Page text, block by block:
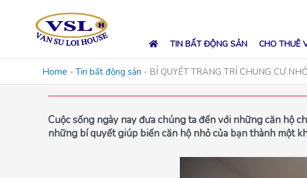
TIN BẤT ĐỘNG SẢN CHO THUÊ
Home - Tin bất động sản - BÍ QUYẾT TRANG TRÍ CHUNG CƯ
Cuộc sống ngày nay đưa chúng ta đến với những căn hộ
những bí quyết giúp biến căn hộ nhỏ của bạn thành một